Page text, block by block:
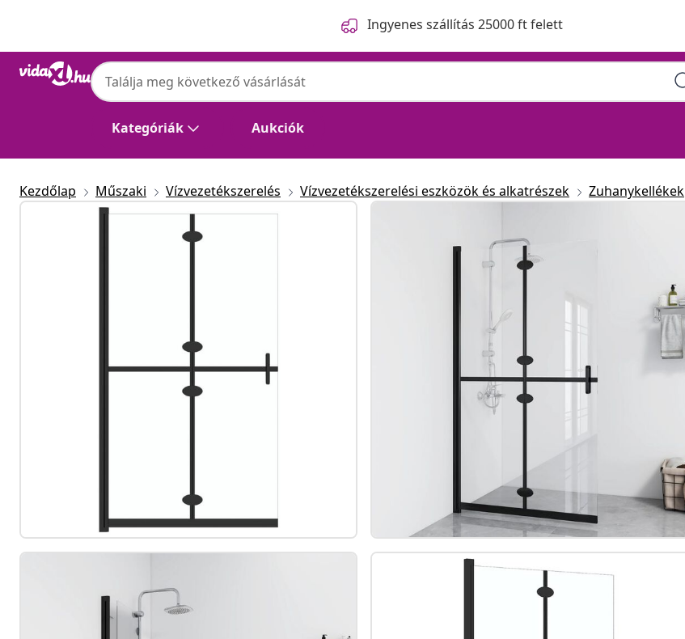
Ingyenes szállítás 25000 ft felett
Kategóriák Aukciók
Kezdőlap Műszaki Vízvezetékszerelés Vízvezetékszerelési eszközök és alkatrészek Zuhanykellékek